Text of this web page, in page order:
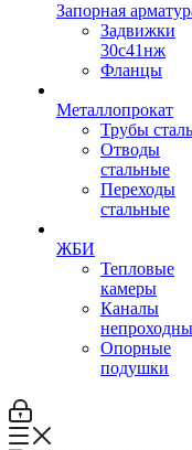
Запорная
Задвижки
30с41нж
Фланцы
Металлопрокат
Трубы
Отводы
стальные
Переходы
стальные
ЖБИ
Тепловые
камеры
Каналы
Опорные
подушки